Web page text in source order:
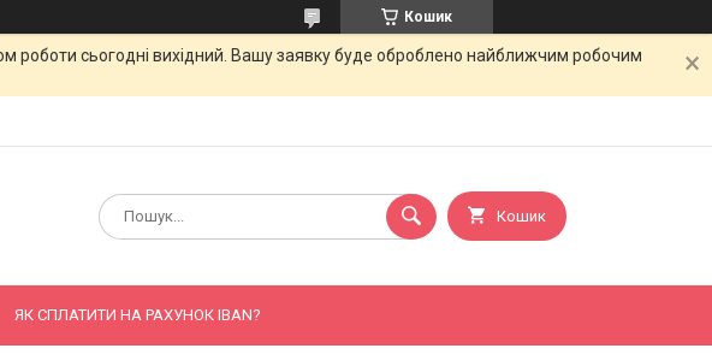
Кошик
роботи сьогодні вихідний. Вашу заявку буде оброблено найближчим робочим
Кошик
ЯК СПЛАТИТИ НА РАХУНОК IBAN?